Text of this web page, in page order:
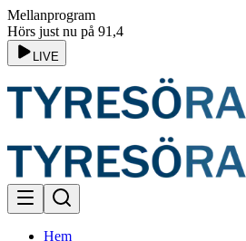
Mellanprogram
Hörs just nu på 91,4
LIVE
Hem